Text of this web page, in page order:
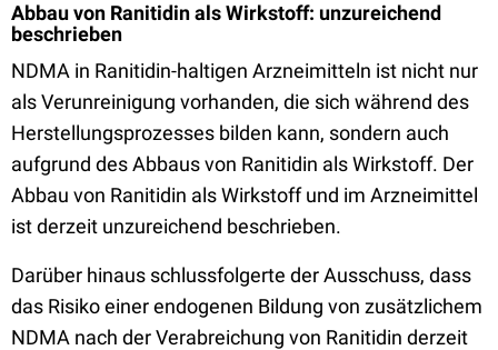
Abbau von Ranitidin als Wirkstoff: unzureichend
beschrieben
NDMA in Ranitidin-haltigen Arzneimitteln ist nicht nur
als Verunreinigung vorhanden, die sich während des
Herstellungsprozesses bilden kann, sondern auch
aufgrund des Abbaus von Ranitidin als Wirkstoff. Der
Abbau von Ranitidin als Wirkstoff und im Arzneimittel
ist derzeit unzureichend beschrieben.
Darüber hinaus schlussfolgerte der Ausschuss, dass
das Risiko einer endogenen Bildung von zusätzlichem
NDMA nach der Verabreichung von Ranitidin derzeit